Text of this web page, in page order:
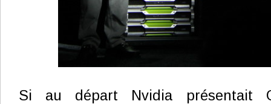
Si au départ Nvidia présentait